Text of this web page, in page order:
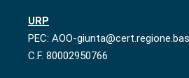
URP
PEC: AOO-
C.F. 80002950766